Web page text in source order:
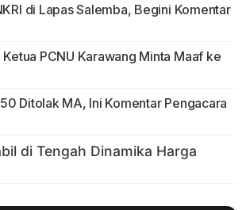
di Lapas Salemba, Begini Komentar
PCNU Karawang Minta Maaf ke
Ditolak MA, Ini Komentar Pengacara